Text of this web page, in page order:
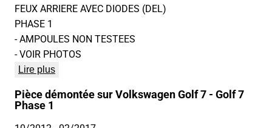
FEUX ARRIERE AVEC DIODES (DEL)
PHASE 1
- AMPOULES NON TESTEES
- VOIR PHOTOS
Lire plus
Pièce démontée sur Volkswagen Golf 7 - Golf 7
Phase 1